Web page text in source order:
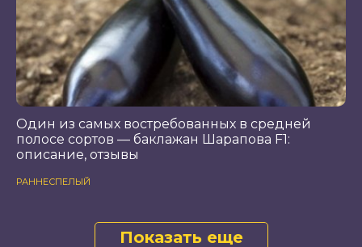
Один из самых востребованных в средней
полосе сортов — баклажан Шарапова F1:
описание, отзывы
РАННЕСПЕЛЫЙ
Показать еще